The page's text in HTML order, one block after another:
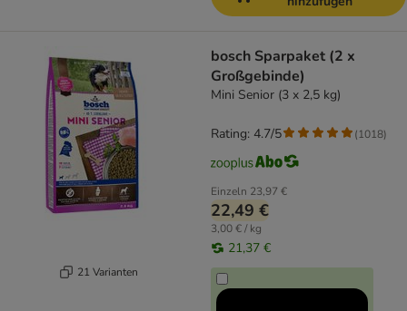
21 Varianten
bosch Sparpaket (2 x
Großgebinde)
Mini Senior (3 x 2,5 kg)
Einzeln 23,97 €
22,49 €
3,00 € / kg
21,37 €
Rating: 4.7/5 (1018)